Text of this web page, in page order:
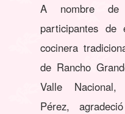
A nombre
participantes de
cocinera
de Rancho
Valle
Pérez,